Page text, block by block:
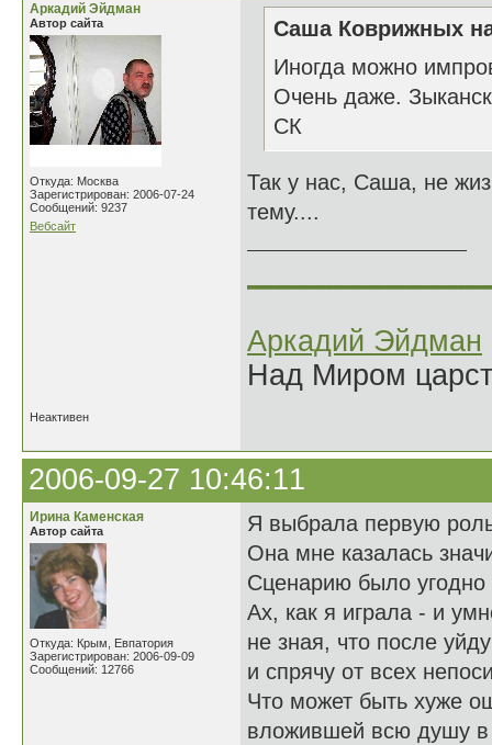
Аркадий Эйдман
Автор сайта
Откуда: Москва
Зарегистрирован: 2006-07-24
Сообщений: 9237
Вебсайт
Саша Коврижных
Иногда можно
Очень даже.
СК
Так у нас, Саша, не
тему....
Аркадий Эйдман
Над Миром
Неактивен
2006-09-27 10:46:11
Ирина Каменская
Автор сайта
Откуда: Крым, Евпатория
Зарегистрирован: 2006-09-09
Сообщений: 12766
Я выбрала первую
Она мне казалась
Сценарию было угодно
Ах, как я играла - и
не зная, что после
и спрячу от всех
Что может быть хуже
вложившей всю душу в